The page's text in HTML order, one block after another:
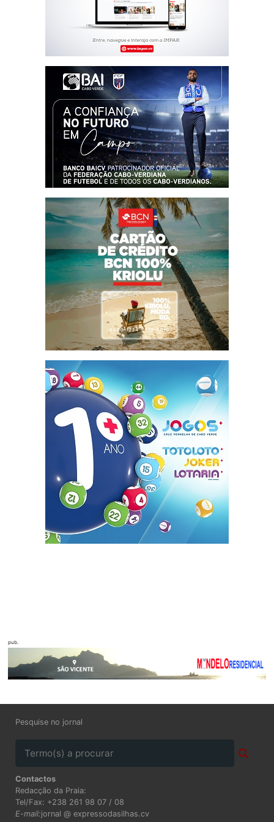
pub.
Pesquise no jornal
Contactos
Redacção da Praia:
Tel/Fax: +238 261 98 07 / 08
E-mail:jornal @ expressodasilhas.cv